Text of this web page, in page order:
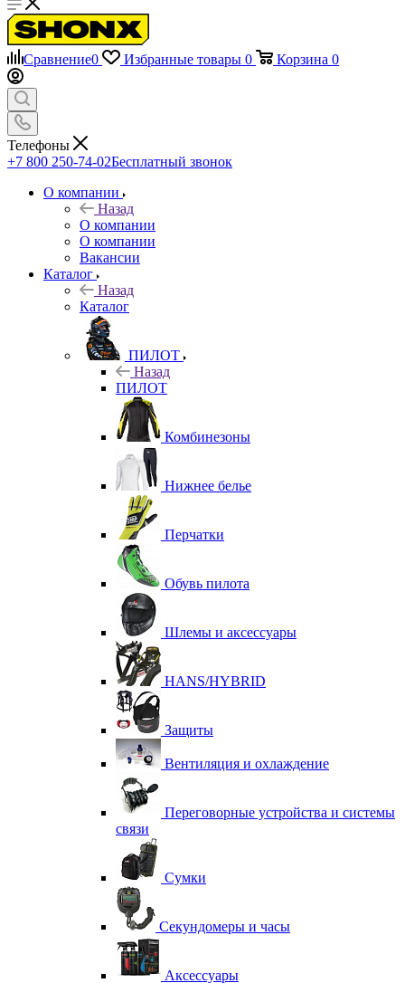
Сравнение0 Избранные товары 0 Корзина 0
Телефоны
+7 800 250-74-02Бесплатный звонок
О компании
Назад
О компании
О компании
Вакансии
Каталог
Назад
Каталог
ПИЛОТ
Назад
ПИЛОТ
Комбинезоны
Нижнее белье
Перчатки
Обувь пилота
Шлемы и аксессуары
HANS/HYBRID
Защиты
Вентиляция и охлаждение
Переговорные устройства и системы
связи
Сумки
Секундомеры и часы
Аксессуары